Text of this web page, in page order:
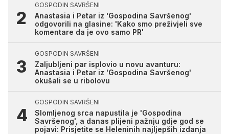
GOSPODIN SAVRŠENI
Anastasia i Petar iz 'Gospodina Savršenog'
odgovorili na glasine: 'Kako smo preživjeli sve
komentare da je ovo samo PR'
GOSPODIN SAVRŠENI
Zaljubljeni par isplovio u novu avanturu:
Anastasia i Petar iz 'Gospodina Savršenog'
okušali se u ribolovu
GOSPODIN SAVRŠENI
Slomljenog srca napustila je 'Gospodina
Savršenog', a danas plijeni pažnju gdje god se
pojavi: Prisjetite se Heleninih najljepših izdanja